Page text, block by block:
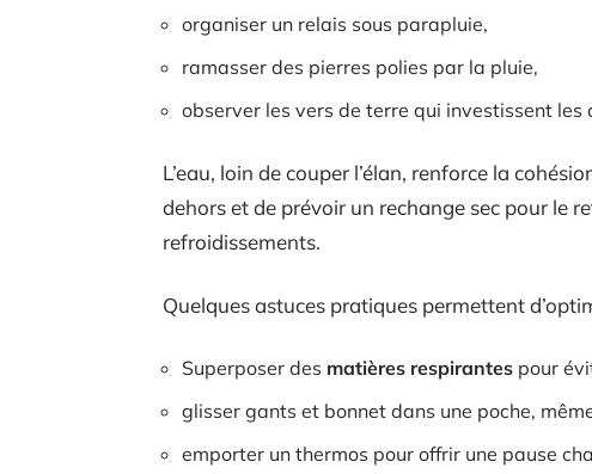
organiser un relais sous parapluie,
ramasser des pierres polies par la pluie,
observer les vers de terre qui investissent les
L’eau, loin de couper l’élan, renforce la
dehors et de prévoir un rechange sec pour le
refroidissements.
Quelques astuces pratiques permettent
Superposer des matières respirantes pour
glisser gants et bonnet dans une poche,
emporter un thermos pour offrir une pause